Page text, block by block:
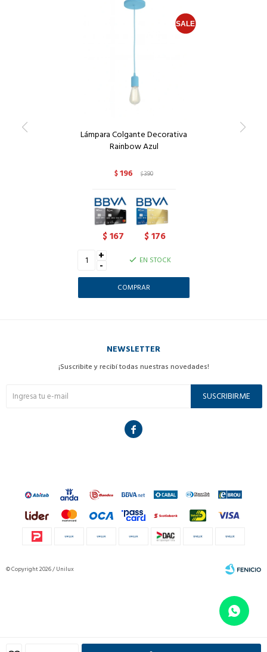
Lámpara Colgante Decorativa
Rainbow Azul
$196 $390
$ 167 $ 176
+
- EN STOCK
NEWSLETTER
¡Suscribite y recibí todas nuestras novedades!
SUSCRIBIRME

© Copyright 2026 / Unilux